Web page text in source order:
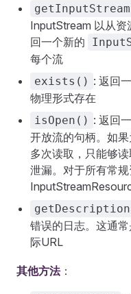
InputStream 以从资
回一个新的
每个流
exists() : 返回
物理形式存在
isOpen() : 返回
开放流的句柄。如
多次读取，只能够
泄漏。对于所有常
错误的日志。这通
际URL
其他方法：